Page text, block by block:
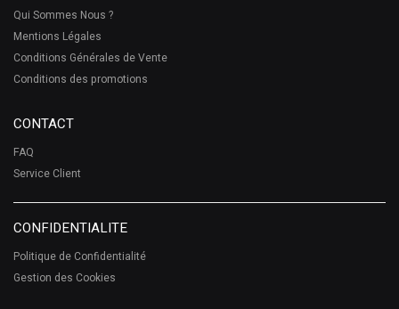
Qui Sommes Nous ?
Mentions Légales
Conditions Générales de Vente
Conditions des promotions
CONTACT
FAQ
Service Client
CONFIDENTIALITE
Politique de Confidentialité
Gestion des Cookies